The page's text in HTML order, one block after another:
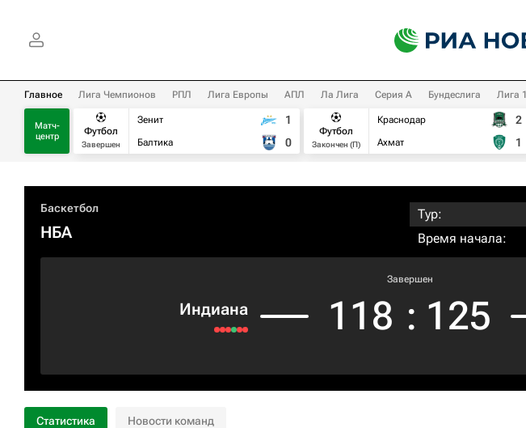
Главное Лига Чемпионов РПЛ Лига Европы АПЛ Ла Лига Серия А Бундеслига Лига 1
Матч-
центр
Футбол
Завершен
Зенит
Балтика
1
0
Футбол
Закончен (П)
Краснодар
Ахмат
2
1
Баскетбол
НБА
Тур:
Время начала:
Индиана
Завершен
118 : 125
Статистика Новости команд